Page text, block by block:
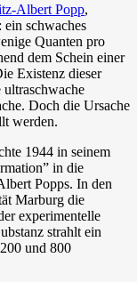
Albert Popp,
ein schwaches
Quanten pro
dem Schein einer
Existenz dieser
Doch die Ursache
werden.
1944 in seinem
in die
Popps. In den
Marburg die
experimentelle
strahlt ein
und 800